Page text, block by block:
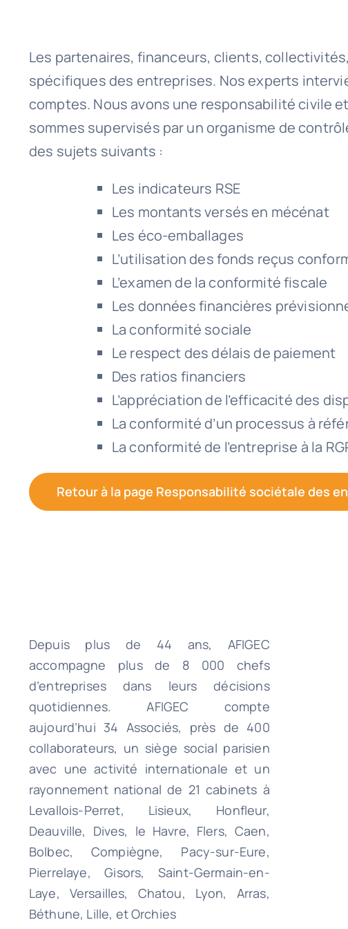
Les partenaires, financeurs, clients,
spécifiques des entreprises. Nos experts
comptes. Nous avons une responsabilité civile
sommes supervisés par un organisme de
des sujets suivants :
Les indicateurs RSE
Les montants versés en mécénat
Les éco-emballages
L’utilisation des fonds reçus
L’examen de la conformité fiscale
Les données financières
La conformité sociale
Le respect des délais de paiement
Des ratios financiers
L’appréciation de l’efficacité des
La conformité d’un processus à
La conformité de l’entreprise à la
Retour à la page Responsabilité sociétale des
Depuis plus de 44 ans, AFIGEC
accompagne plus de 8 000 chefs
d’entreprises dans leurs décisions
quotidiennes. AFIGEC compte
aujourd’hui 34 Associés, près de 400
collaborateurs, un siège social parisien
avec une activité internationale et un
rayonnement national de 21 cabinets à
Levallois-Perret, Lisieux, Honfleur,
Deauville, Dives, le Havre, Flers, Caen,
Bolbec, Compiègne, Pacy-sur-Eure,
Pierrelaye, Gisors, Saint-Germain-en-
Laye, Versailles, Chatou, Lyon, Arras,
Béthune, Lille, et Orchies